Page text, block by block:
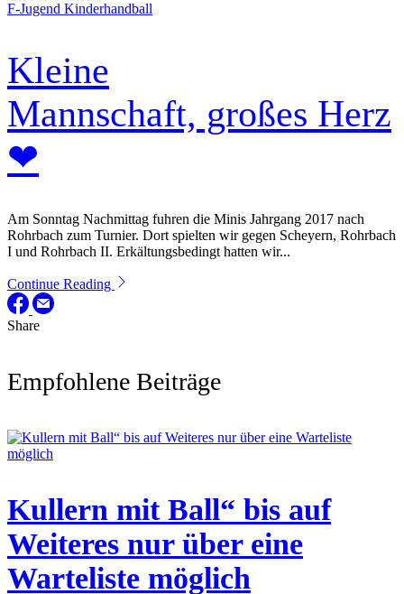
F-Jugend Kinderhandball
Kleine
Mannschaft, großes Herz
❤
Am Sonntag Nachmittag fuhren die Minis Jahrgang 2017 nach
Rohrbach zum Turnier. Dort spielten wir gegen Scheyern, Rohrbach
I und Rohrbach II. Erkältungsbedingt hatten wir...
Continue Reading
Share
Empfohlene Beiträge
Kullern mit Ball“ bis auf
Weiteres nur über eine
Warteliste möglich